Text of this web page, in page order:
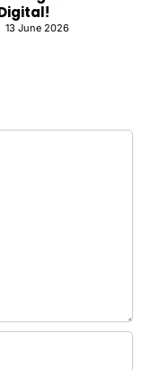
13 June 2026